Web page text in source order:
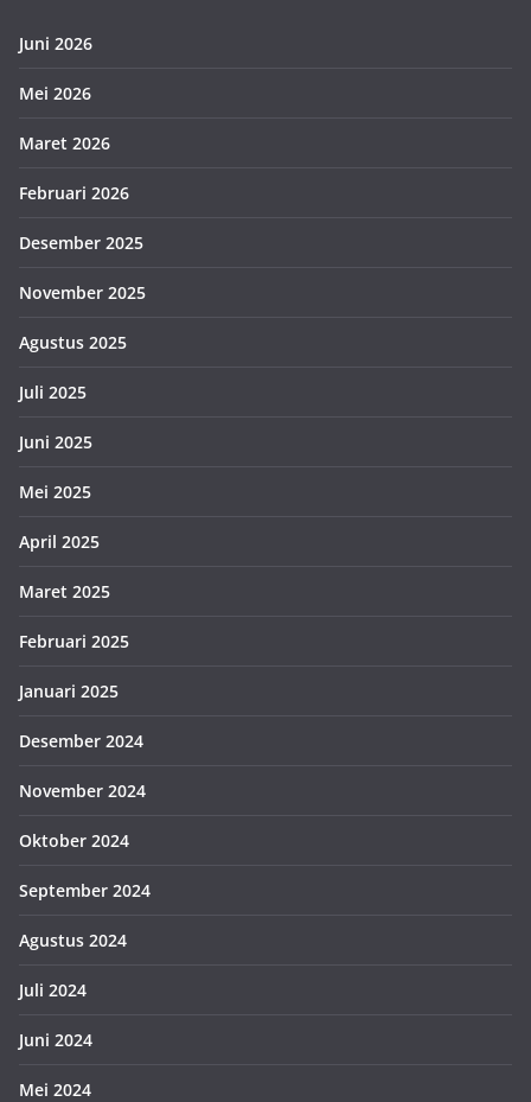
Juni 2026
Mei 2026
Maret 2026
Februari 2026
Desember 2025
November 2025
Agustus 2025
Juli 2025
Juni 2025
Mei 2025
April 2025
Maret 2025
Februari 2025
Januari 2025
Desember 2024
November 2024
Oktober 2024
September 2024
Agustus 2024
Juli 2024
Juni 2024
Mei 2024